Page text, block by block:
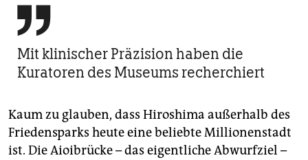

Mit klinischer Präzision haben die
Kuratoren des Museums recherchiert
Kaum zu glauben, dass Hiroshima außerhalb des
Friedensparks heute eine beliebte Millionenstadt
ist. Die Aioibrücke – das eigentliche Abwurfziel –